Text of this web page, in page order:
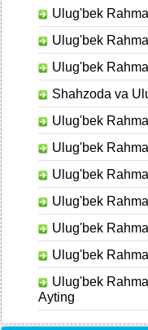
Ulug'bek
Ulug'bek
Ulug'bek
Shahzoda va
Ulug'bek
Ulug'bek
Ulug'bek
Ulug'bek
Ulug'bek
Ulug'bek
Ulug'bek
Ayting